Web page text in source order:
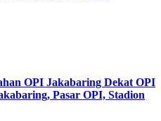
OPI Jakabaring Dekat OPI
Pasar OPI, Stadion